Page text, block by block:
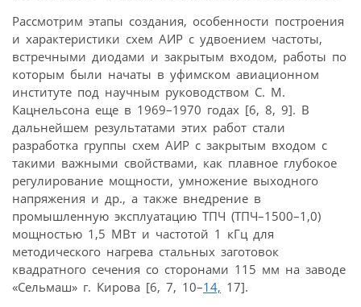
Рассмотрим этапы создания, особенности построения
и характеристики схем АИР с удвоением частоты,
встречными диодами и закрытым входом, работы по
которым были начаты в уфимском авиационном
институте под научным руководством С. М.
Кацнельсона еще в 1969–1970 годах [6, 8, 9]. В
дальнейшем результатами этих работ стали
разработка группы схем АИР с закрытым входом с
такими важными свойствами, как плавное глубокое
регулирование мощности, умножение выходного
напряжения и др., а также внедрение в
промышленную эксплуатацию ТПЧ (ТПЧ–1500–1,0)
мощностью 1,5 МВт и частотой 1 кГц для
методического нагрева стальных заготовок
квадратного сечения со сторонами 115 мм на заводе
«Сельмаш» г. Кирова [6, 7, 10–14, 17].